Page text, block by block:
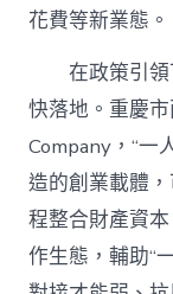
花費等新業態。
在政策引
快落地。重慶
Company，“一
造的創業載體
程整合財產資
作生態，輔助“